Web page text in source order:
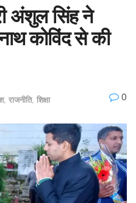
अंशुल सिंह ने
कोविंद से की
, राजनीति, शिक्षा 0